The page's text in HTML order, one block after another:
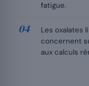
fatigue.
Les oxalates
concernent
aux calculs